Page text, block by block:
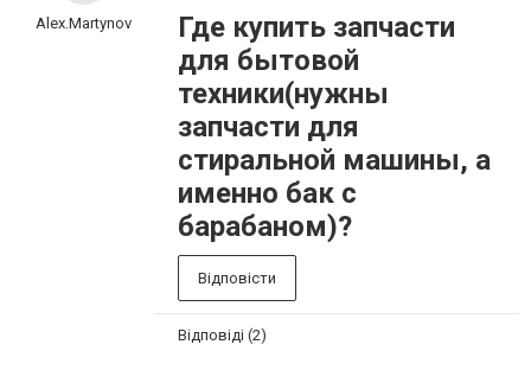
Alex.Martynov
Где купить запчасти
для бытовой
техники(нужны
запчасти для
стиральной машины, а
именно бак с
барабаном)?
Відповісти
Відповіді (2)